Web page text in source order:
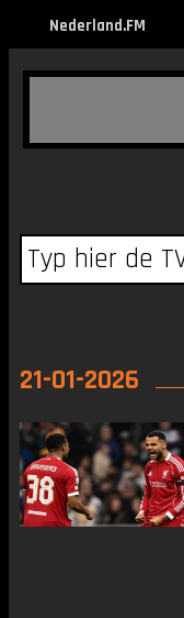
Nederland.FM
21-01-2026